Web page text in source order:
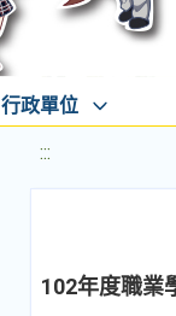
行政單位
:::
102年度職業